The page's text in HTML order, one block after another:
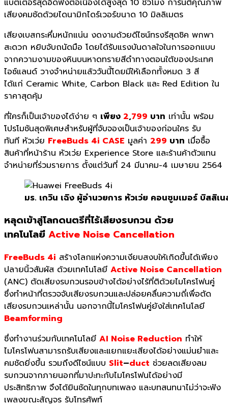
เสียงคมชัดด้วยไดนามิกไดร์เวอร์ขนาด 10 มิลลิเมตร
เสียงเบสกระหึ่มหนักแน่น งดงามด้วยดีไซน์ทรงรีสุดชิค พกพา
สะดวก หยิบจับถนัดมือ โดยได้รับแรงบันดาลใจในการออกแบบ
จากความงามของหินบนหาดทรายสีดำทางตอนใต้ของประเทศ
ไอซ์แลนด์ วางจำหน่ายแล้ววันนี้โดยมีให้เลือกทั้งหมด 3 สี
ได้แก่ Ceramic White, Carbon Black และ Red Editionใน
ราคาสุดคุ้ม
ที่ใครก็เป็นเจ้าของได้ง่าย ๆ เพียง 2,799 บาท เท่านั้น พร้อม
โปรโมชันสุดพิเศษสำหรับผู้ที่จับจองเป็นเจ้าของก่อนใคร รับ
ทันที หัวเว่ย FreeBuds 4i CASE มูลค่า 299 บาท เมื่อซื้อ
สินค้าที่หน้าร้าน หัวเว่ย Experience Store และร้านค้าตัวแทน
จำหน่ายที่ร่วมรายการ ตั้งแต่วันที่ 24 มีนาคม-4 เมษายน 2564
มร. เกวิน เฉิง ผู้อำนวยการ หัวเว่ย คอนซูมเมอร์ บิสสิเ
หลุดเข้าสู่โลกดนตรีที่ไร้เสียงรบกวน ด้วย
เทคโนโลยี Active Noise Cancellation
FreeBuds 4i สร้างโลกแห่งความเงียบสงบให้เกิดขึ้นได้เพียง
ปลายนิ้วสัมผัส ด้วยเทคโนโลยี Active Noise Cancellation
(ANC) ตัดเสียงรบกวนรอบข้างได้อย่างไร้ที่ติด้วยไมโครโฟนคู่
ซึ่งทำหน้าที่ตรวจจับเสียงรบกวนและปล่อยคลื่นความถี่เพื่อตัด
เสียงรบกวนเหล่านั้น นอกจากนี้ไมโครโฟนคู่ยังใส่เทคโนโลยี
Beamforming
ซึ่งทำงานร่วมกับเทคโนโลยี AI Noise Reduction ทำให้
ไมโครโฟนสามารถรับเสียงและแยกแยะเสียงได้อย่างแม่นยำและ
คมชัดยิ่งขึ้น รวมถึงดีไซน์แบบ Slit–duct ช่วยลดเสียงลม
รบกวนจากภายนอกที่มาปะทะกับไมโครโฟนได้อย่างมี
ประสิทธิภาพ จึงได้ยินชัดในทุกบทเพลง และบทสนทนาไม่ว่าจะฟัง
เพลงขณะสัญจร รับโทรศัพท์